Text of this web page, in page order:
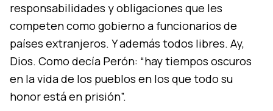
responsabilidades y obligaciones que les
competen como gobierno a funcionarios de
países extranjeros. Y además todos libres. Ay,
Dios. Como decía Perón: “hay tiempos oscuros
en la vida de los pueblos en los que todo su
honor está en prisión”.